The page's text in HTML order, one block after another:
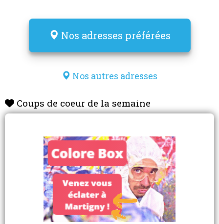
Nos adresses préférées
Nos autres adresses
Coups de coeur de la semaine